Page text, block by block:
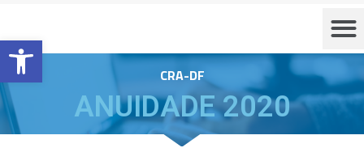
Barra de Ferramentas Aberta
CRA-DF
ANUIDADE 2020